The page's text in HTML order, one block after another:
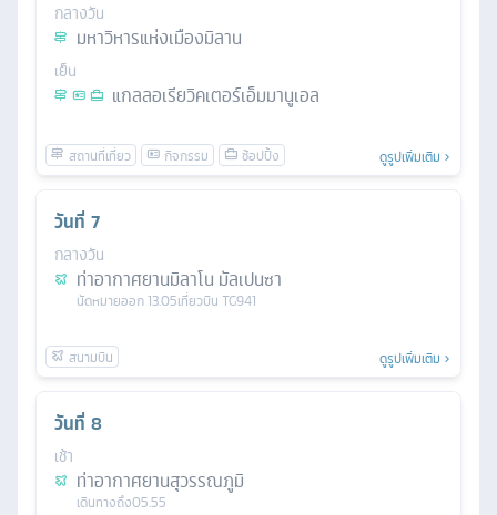
กลางวัน
มหาวิหารแห่งเมืองมิลาน
เย็น
แกลลอเรียวิคเตอร์เอ็มมานูเอล
ดูรูปเพิ่มเติม
วันที่ 7
กลางวัน
ท่าอากาศยานมิลาโน มัลเปนซา
นัดหมายออก13.05เที่ยวบิน TG941
ดูรูปเพิ่มเติม
วันที่ 8
เช้า
ท่าอากาศยานสุวรรณภูมิ
เดินทางถึง05.55